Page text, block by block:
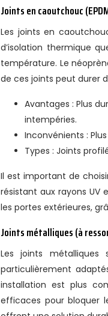
Joints en caoutchouc
Les joints en
d’isolation thermique
température. Le
de ces joints peut durer
Avantages : Plus
intempéries.
Inconvénients :
Types : Joints
Il est important de
résistant aux rayons UV
les portes extérieures,
Joints métalliques (à
Les joints
particulièrement
installation est plus
efficaces pour bloquer